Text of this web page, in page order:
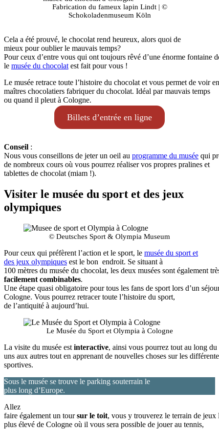
Fabrication du fameux lapin Lindt | ©
Schokoladenmuseum Köln
Cela a été prouvé, le chocolat rend heureux, alors quoi de
mieux pour oublier le mauvais temps?
Pour ceux d’entre vous qui ont toujours rêvé d’une énorme fontaine
le musée du chocolat est fait pour vous !
Le musée retrace toute l’histoire du chocolat et vous permet de voir
maîtres chocolatiers fabriquer du chocolat. Idéal par mauvais temps
ou quand il pleut à Cologne.
Billets d’entrée en ligne
Conseil :
Nous vous conseillons de jeter un oeil au programme du musée qui
de nombreux cours où vous pourrez réaliser vos propres pralines et
tablettes de chocolat (miam !).
Visiter le musée du sport et des jeux
olympiques
© Deutsches Sport & Olympia Museum
Pour ceux qui préfèrent l’action et le sport, le musée du sport et
des jeux olympiques est le bon endroit. Se situant à
100 mètres du musée du chocolat, les deux musées sont également
facilement combinables.
Une étape quasi obligatoire pour tous les fans de sport lors d’un
Cologne. Vous pourrez retracer toute l’histoire du sport,
de l’antiquité à aujourd’hui.
Le Musée du Sport et Olympia à Cologne
La visite du musée est interactive, ainsi vous pourrez tout au long
uns aux autres tout en apprenant de nouvelles choses sur les
sportives.
Sous le musée se trouve le parking souterrain le
plus long d’Europe.
Allez
faire également un toursur le toit, vous y trouverez le terrain de jeux
plus élevé de Cologne où il vous sera possible de jouer au tennis,